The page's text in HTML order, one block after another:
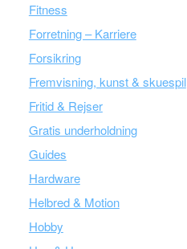
Fitness
Forretning – Karriere
Forsikring
Fremvisning, kunst & skuespil
Fritid & Rejser
Gratis underholdning
Guides
Hardware
Helbred & Motion
Hobby